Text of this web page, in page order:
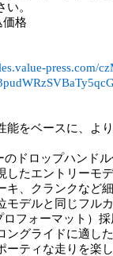
い。
格
press.com/
能をベースに、よ
のドロップハンド
したエントリーモ
キ、クランクなど
モデルと同じフル
ロフォーマット）
ングライドに適し
ーティな走りを楽